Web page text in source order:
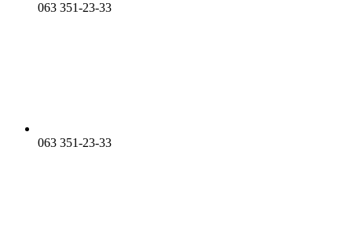
063 351-23-33
063 351-23-33